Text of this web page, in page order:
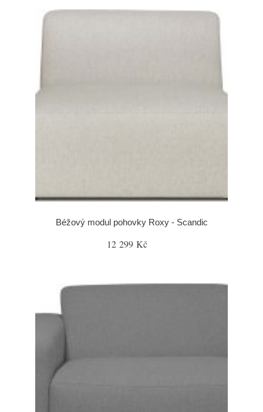
Béžový modul pohovky Roxy - Scandic
12 299 Kč